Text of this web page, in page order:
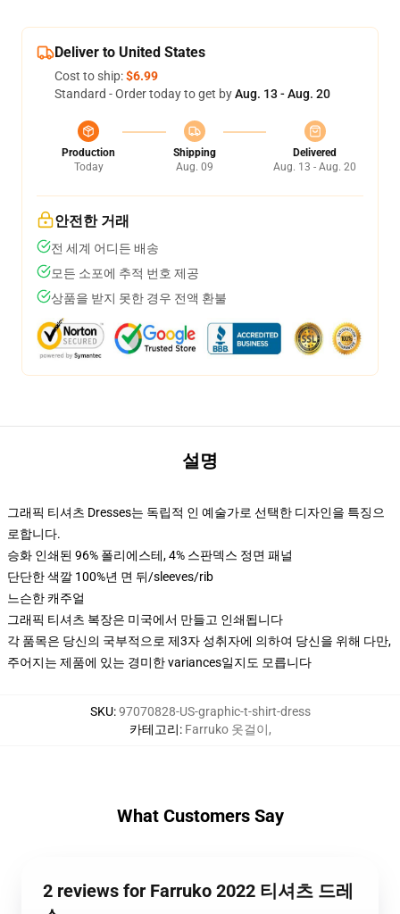
Deliver to United States
Cost to ship:$6.99
Standard - Order today to get byAug. 13 - Aug. 20
Production
Today
Shipping
Aug. 09
Delivered
Aug. 13 - Aug. 20
안전한 거래
전 세계 어디든 배송
모든 소포에 추적 번호 제공
상품을 받지 못한 경우 전액 환불
설명
그래픽 티셔츠 Dresses는 독립적 인 예술가로 선택한 디자인을 특징으
로합니다.
승화 인쇄된 96% 폴리에스테, 4% 스판덱스 정면 패널
단단한 색깔 100%년 면 뒤/sleeves/rib
느슨한 캐주얼
그래픽 티셔츠 복장은 미국에서 만들고 인쇄됩니다
각 품목은 당신의 국부적으로 제3자 성취자에 의하여 당신을 위해 다만,
주어지는 제품에 있는 경미한 variances일지도 모릅니다
SKU:97070828-US-graphic-t-shirt-dress
카테고리: Farruko 옷걸이,
What Customers Say
2 reviews for Farruko 2022 티셔츠 드레